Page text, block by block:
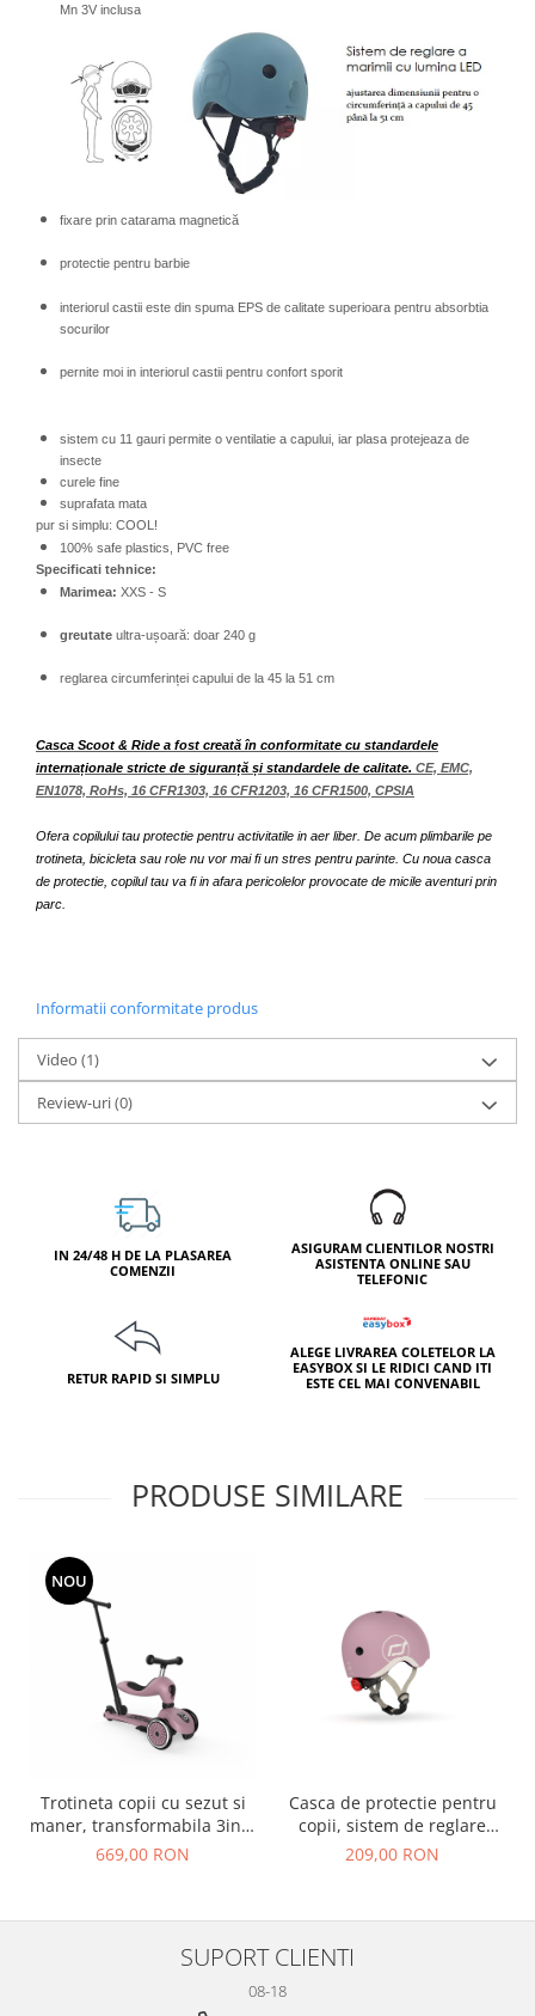
Mn 3V inclusa
fixare prin catarama magnetică
protectie pentru barbie
interiorul castii este din spuma EPS de calitate superioara pentru absorbtia
socurilor
pernite moi in interiorul castii pentru confort sporit
sistem cu 11 gauri permite o ventilatie a capului, iar plasa protejeaza de
insecte
curele fine
suprafata mata
pur si simplu: COOL!
100% safe plastics, PVC free
Specificati tehnice:
Marimea: XXS - S
greutate ultra-ușoară: doar 240 g
reglarea circumferinței capului de la 45 la 51 cm
Casca Scoot & Ride a fost creată în conformitate cu standardele
internaționale stricte de siguranță și standardele de calitate. CE, EMC,
EN1078, RoHs, 16 CFR1303, 16 CFR1203, 16 CFR1500, CPSIA
Ofera copilului tau protectie pentru activitatile in aer liber. De acum plimbarile pe
trotineta, bicicleta sau role nu vor mai fi un stres pentru parinte. Cu noua casca
de protectie, copilul tau va fi in afara pericolelor provocate de micile aventuri prin
parc.
Informatii conformitate produs
Video (1)
Review-uri(0)
IN 24/48 H DE LA PLASAREA
COMENZII
ASIGURAM CLIENTILOR NOSTRI
ASISTENTA ONLINE SAU
TELEFONIC
RETUR RAPID SI SIMPLU
ALEGE LIVRAREA COLETELOR LA
EASYBOX SI LE RIDICI CAND ITI
ESTE CEL MAI CONVENABIL
PRODUSE SIMILARE
NOU
Trotineta copii cu sezut si
maner, transformabila 3in1,
Highwaykick 1 Push and Go
669,00 RON
Casca de protectie pentru
copii, sistem de reglare
magnetic cu led, XXS-S, 45-
209,00 RON
SUPORT CLIENTI
08-18